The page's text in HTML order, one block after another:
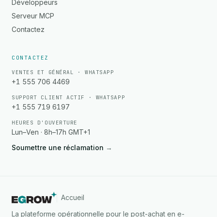
Développeurs
Serveur MCP
Contactez
CONTACTEZ
VENTES ET GÉNÉRAL · WHATSAPP
+1 555 706 4469
SUPPORT CLIENT ACTIF · WHATSAPP
+1 555 719 6197
HEURES D'OUVERTURE
Lun–Ven · 8h–17h GMT+1
Soumettre une réclamation →
Accueil
La plateforme opérationnelle pour le post-achat en e-